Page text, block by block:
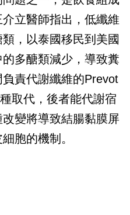
立醫師指出，低纖維
，以泰國移民到美國
多醣類減少，導致糞
責代謝纖維的Prevot
取代，後者能代謝宿
變將導致結腸黏膜屏
胞的機制。